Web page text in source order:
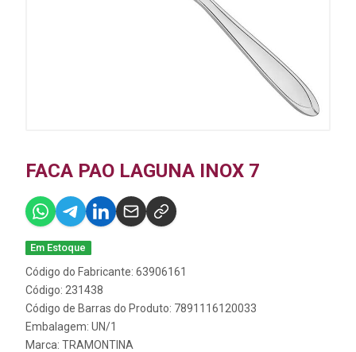
FACA PAO LAGUNA INOX 7
Em Estoque
Código do Fabricante: 63906161
Código: 231438
Código de Barras do Produto: 7891116120033
Embalagem: UN/1
Marca: TRAMONTINA